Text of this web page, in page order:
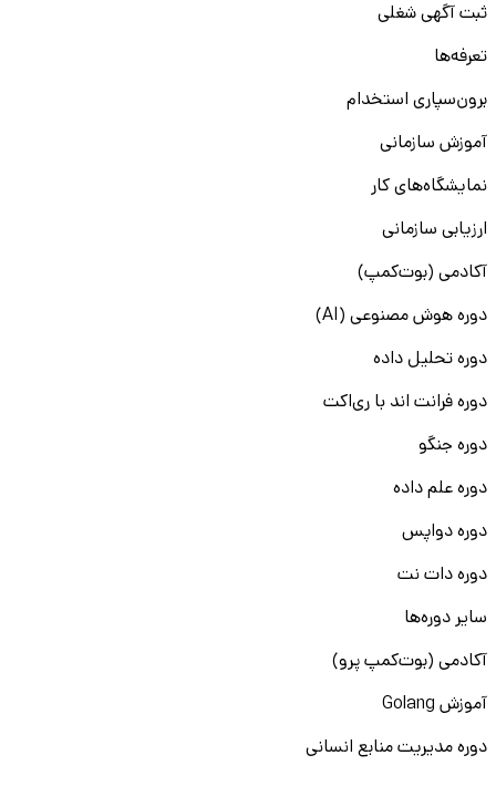
ثبت آگهی شغلی
تعرفه‌ها
برون‌سپاری استخدام
آموزش سازمانی
نمایشگاه‌های کار
ارزیابی سازمانی
آکادمی (بوت‌کمپ)
دوره هوش مصنوعی (AI)
دوره تحلیل داده
دوره فرانت اند با ری‌اکت
دوره جنگو
دوره علم داده
دوره دواپس
دوره دات نت
سایر دوره‌ها
آکادمی (بوت‌کمپ پرو)
آموزش Golang
دوره مدیریت منابع انسانی